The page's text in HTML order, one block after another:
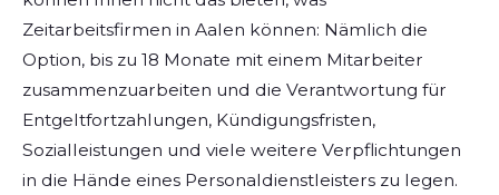
Zeitarbeitsfirmen in Aalen können: Nämlich die
Option, bis zu 18 Monate mit einem Mitarbeiter
zusammenzuarbeiten und die Verantwortung für
Entgeltfortzahlungen, Kündigungsfristen,
Sozialleistungen und viele weitere Verpflichtungen
in die Hände eines Personaldienstleisters zu legen.